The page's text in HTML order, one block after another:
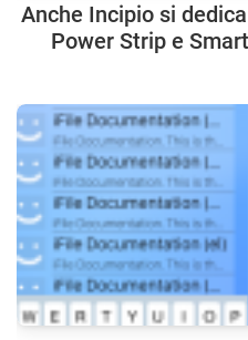
Anche Incipio si
Power Strip e